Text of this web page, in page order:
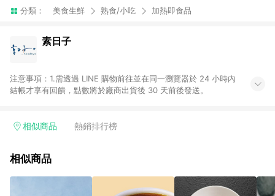
分類： 美食生鮮 熟食/小吃 加熱即食品
素日子
注意事項：1.需透過 LINE 購物前往並在同一瀏覽器於 24 小時內
結帳才享有回饋，點數將於廠商出貨後 30 天前後發送。
相似商品 熱銷排行榜
相似商品